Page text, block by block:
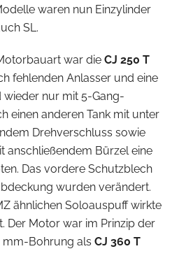
waren nun Einzylinder
SL.
war die CJ 250 T
fehlenden Anlasser und eine
nur mit 5-Gang-
einen anderen Tank mit unter
Drehverschluss sowie
anschließendem Bürzel eine
Das vordere Schutzblech
wurden verändert.
ähnlichen Soloauspuff wirkte
Der Motor war im Prinzip der
Bohrung als CJ 360 T